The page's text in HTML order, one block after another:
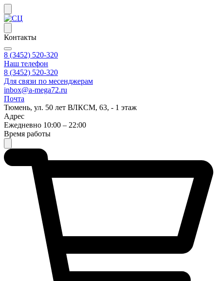
Контакты
8 (3452) 520-320
Наш телефон
8 (3452) 520-320
Для связи по месенджерам
inbox@a-mega72.ru
Почта
Тюмень, ул. 50 лет ВЛКСМ, 63, - 1 этаж
Адрес
Ежедневно 10:00 – 22:00
Время работы